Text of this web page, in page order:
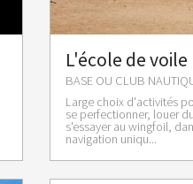
L'école de voile
BASE OU CLUB
Large choix d'activités
se perfectionner, louer
s'essayer au wingfoil,
navigation uniqu...